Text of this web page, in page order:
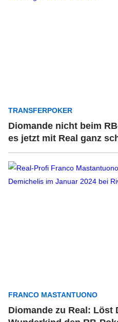
TRANSFERPOKER
Diomande nicht beim
es jetzt mit Real ganz
FRANCO MASTANTUONO
Diomande zu Real: Löst